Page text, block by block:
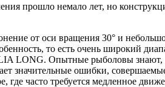
прошло немало лет, но
от оси вращения 30° и
то есть очень широкий
LONG. Опытные рыболовы
ошибки,
где часто требуется медленное